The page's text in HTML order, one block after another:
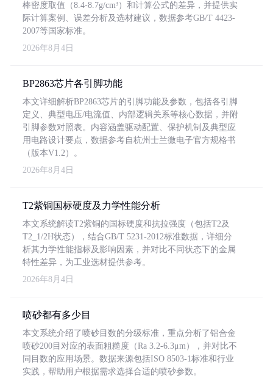
棒密度取值（8.4-8.7g/cm³）和计算公式的差异，并提供实
际计算案例、误差分析及选材建议，数据参考GB/T 4423-
2007等国家标准。
2026年8月4日
BP2863芯片各引脚功能
本文详细解析BP2863芯片的引脚功能及参数，包括各引脚
定义、典型电压/电流值、内部逻辑关系等核心数据，并附
引脚参数对照表。内容涵盖驱动配置、保护机制及典型应
用电路设计要点，数据参考自杭州士兰微电子官方规格书
（版本V1.2）。
2026年8月4日
T2紫铜国标硬度及力学性能分析
本文系统解读T2紫铜的国标硬度和抗拉强度（包括T2及
T2_1/2H状态），结合GB/T 5231-2012标准数据，详细分
析其力学性能指标及影响因素，并对比不同状态下的金属
特性差异，为工业选材提供参考。
2026年8月4日
喷砂都有多少目
本文系统介绍了喷砂目数的分级标准，重点分析了铝合金
喷砂200目对应的表面粗糙度（Ra 3.2-6.3μm），并对比不
同目数的应用场景。数据来源包括ISO 8503-1标准和行业
实践，帮助用户根据需求选择合适的喷砂参数。